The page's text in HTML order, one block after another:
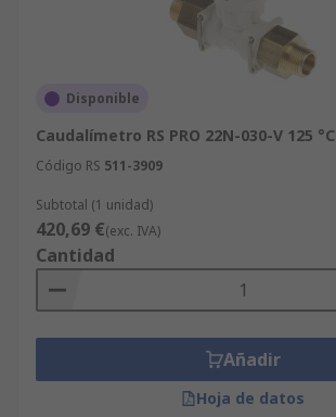
Disponible
Caudalímetro RS PRO 22N-030-V 125 °C
Código RS 511-3909
Subtotal (1 unidad)
420,69 €(exc. IVA)
Cantidad
Añadir
Hoja de datos